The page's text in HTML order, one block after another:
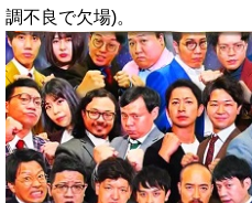
調不良で欠場)。